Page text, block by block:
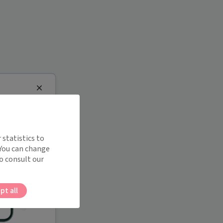
Close
statistics to
can change
consult our
all